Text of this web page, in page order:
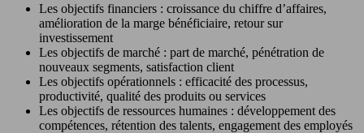
Les objectifs financiers : croissance du chiffre d’affaires,
amélioration de la marge bénéficiaire, retour sur
investissement
Les objectifs de marché : part de marché, pénétration de
nouveaux segments, satisfaction client
Les objectifs opérationnels : efficacité des processus,
productivité, qualité des produits ou services
Les objectifs de ressources humaines : développement des
compétences, rétention des talents, engagement des employés